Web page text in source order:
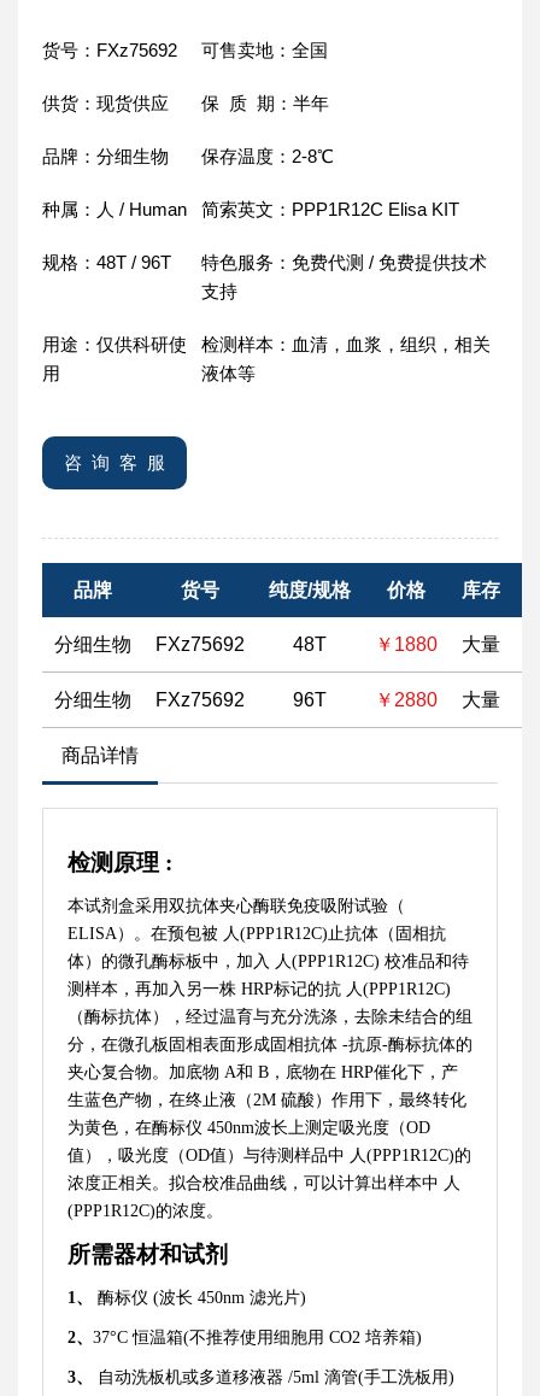
货号：FXz75692 可售卖地：全国
供货：现货供应 保 质 期：半年
品牌：分细生物 保存温度：2-8℃
种属：人 / Human 简索英文：PPP1R12C Elisa KIT
规格：48T / 96T
特色服务：免费代测 / 免费提供技术
支持
用途：仅供科研使
用
检测样本：血清，血浆，组织，相关
液体等
咨 询 客 服
品牌 货号 纯度/规格 价格 库存
分细生物 FXz75692 48T ￥1880 大量
分细生物 FXz75692 96T ￥2880 大量
商品详情
检测原理 :
本试剂盒采用双抗体夹心酶联免疫吸附试验（
ELISA）。在预包被 人(PPP1R12C) 止抗体（固相抗
体）的微孔酶标板中，加入
人(PPP1R12C) 校准品和待
测样本，再加入另一株 HRP标记的抗 人(PPP1R12C)
（酶标抗体），经过温育与充分洗涤，去除未结合的组
分，在微孔板固相表面形成固相抗体 -抗原-酶标抗体的
夹心复合物。加底物 A和 B，底物在 HRP催化下，产
生蓝色产物，在终止液（2M 硫酸）作用下，最终转化
为黄色，在酶标仪 450nm波长上测定吸光度（OD
值），吸光度（OD值）与待测样品中 人(PPP1R12C)的
浓度正相关。拟合校准品曲线，可以计算出样本中 人
(PPP1R12C)的浓度。
所需器材和试剂
1、 酶标仪 (波长 450nm 滤光片)
2、 37°C 恒温箱(不推荐使用细胞用 CO2 培养箱)
3、 自动洗板机或多道移液器 /5ml 滴管(手工洗板用)